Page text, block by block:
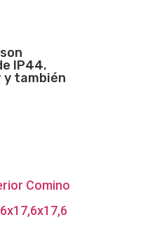
IP44.
y también